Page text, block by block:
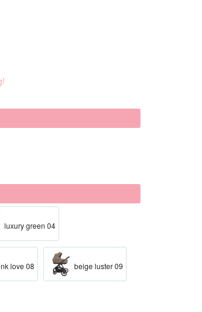
luxury green 04
love 08 beige luster 09